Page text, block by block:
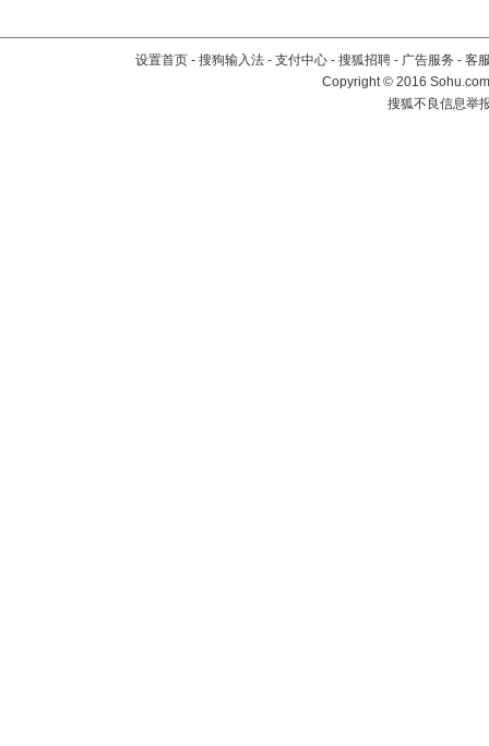
设置首页 - 搜狗输入法 - 支付中心 - 搜狐招聘 - 广告服务 - 客
Copyright©2016
搜狐不良信息举